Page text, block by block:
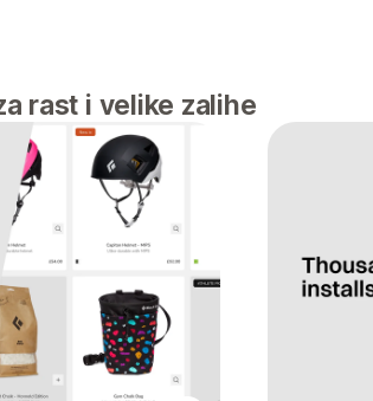
rast i velike zalihe